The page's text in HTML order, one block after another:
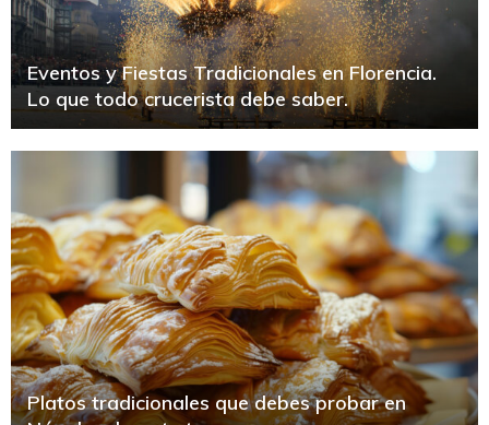
Eventos y Fiestas Tradicionales en Florencia.
Lo que todo crucerista debe saber.
Platos tradicionales que debes probar en